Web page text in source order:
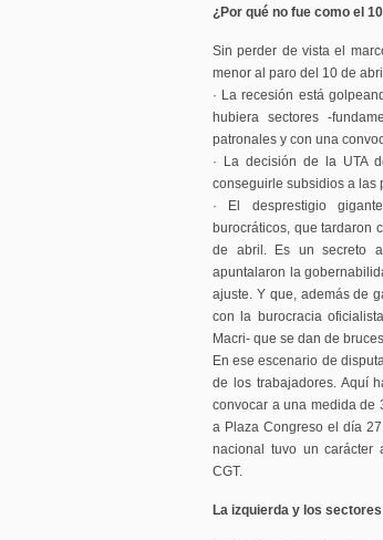
¿Por qué no fue como el
Sin perder de vista el
menor al paro del 10 de
· La recesión está
hubiera sectores -
patronales y con una
· La decisión de la UTA
conseguirle subsidios a las
· El desprestigio
burocráticos, que tardaron
de abril. Es un secreto
apuntalaron la
ajuste. Y que, además de
con la burocracia
Macri- que se dan de
En ese escenario de
de los trabajadores. Aquí
convocar a una medida de
a Plaza Congreso el día
nacional tuvo un carácter
CGT.
La izquierda y los